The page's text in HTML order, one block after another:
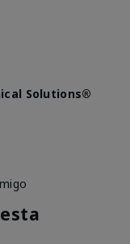
Solutions®